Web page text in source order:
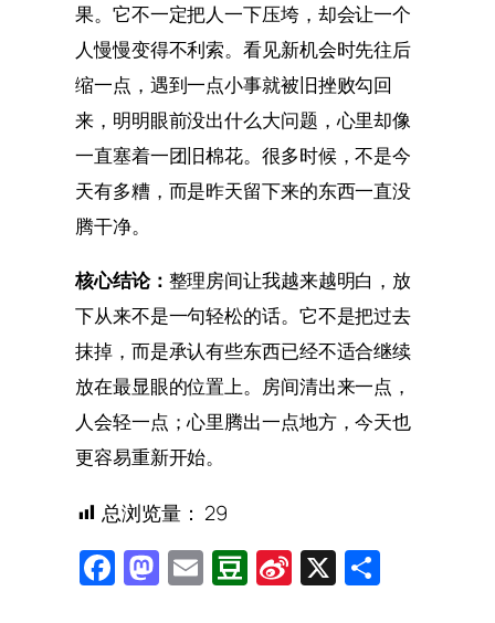
果。它不一定把人一下压垮，却会让一个
人慢慢变得不利索。看见新机会时先往后
缩一点，遇到一点小事就被旧挫败勾回
来，明明眼前没出什么大问题，心里却像
一直塞着一团旧棉花。很多时候，不是今
天有多糟，而是昨天留下来的东西一直没
腾干净。
核心结论： 整理房间让我越来越明白，放
下从来不是一句轻松的话。它不是把过去
抹掉，而是承认有些东西已经不适合继续
放在最显眼的位置上。房间清出来一点，
人会轻一点；心里腾出一点地方，今天也
更容易重新开始。
总浏览量： 29
Facebook
Mastodon
EmailDouban
Sina
X